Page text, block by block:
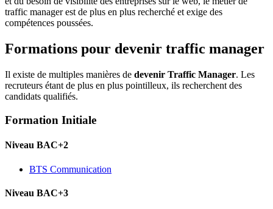
traffic manager est de plus en plus recherché et exige des
compétences poussées.
Formations pour devenir traffic manager
Il existe de multiples manières de devenir Traffic Manager. Les
recruteurs étant de plus en plus pointilleux, ils recherchent des
candidats qualifiés.
Formation Initiale
Niveau BAC+2
BTS Communication
Niveau BAC+3